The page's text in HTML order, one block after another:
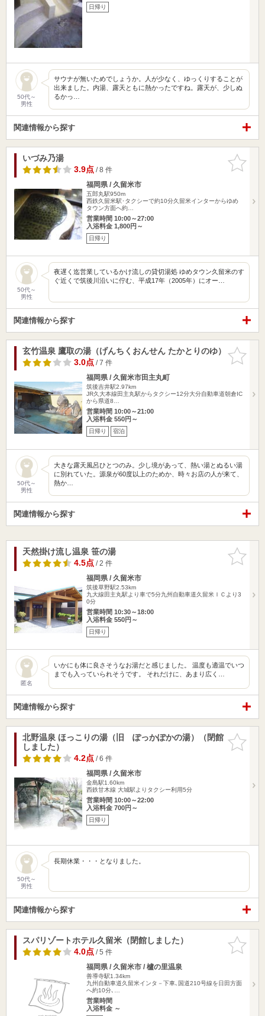
日帰り
50代～
男性
サウナが無いためでしょうか。人が少なく、ゆっくりすることが
出来ました。内湯、露天ともに熱かったですね。露天が、少しぬ
るかっ…
関連情報から探す
お気に入
りに追加
いづみ乃湯
3.9点/ 8 件
福岡県 / 久留米市
五郎丸駅950m
西鉄久留米駅･タクシーで約10分久留米インターからゆめ
タウン方面へ約…
営業時間 10:00～27:00
入浴料金 1,800円～
日帰り
50代～
男性
夜遅く迄営業しているかけ流しの貸切湯処 ゆめタウン久留米のす
ぐ近くで筑後川沿いに佇む、平成17年（2005年）にオー…
関連情報から探す
お気に入
りに追加
玄竹温泉 鷹取の湯（げんちくおんせん たかとりのゆ）
3.0点/ 7 件
福岡県 / 久留米市田主丸町
筑後吉井駅2.97km
JR久大本線田主丸駅からタクシー12分大分自動車道朝倉IC
から県道8…
営業時間 10:00～21:00
入浴料金 550円～
日帰り 宿泊
50代～
男性
大きな露天風呂ひとつのみ。少し境があって、熱い湯とぬるい湯
に別れていた。源泉が60度以上のためか、時々お店の人が来て、
熱か…
関連情報から探す
お気に入
りに追加
天然掛け流し温泉 笹の湯
4.5点/ 2 件
福岡県 / 久留米市
筑後草野駅2.53km
九大線田主丸駅より車で5分九州自動車道久留米ＩＣより3
0分
営業時間 10:30～18:00
入浴料金 550円～
日帰り
匿名
いかにも体に良さそうなお湯だと感じました。 温度も適温でいつ
までも入っていられそうです。 それだけに、あまり広く…
関連情報から探す
お気に入
りに追加
北野温泉 ほっこりの湯（旧 ぽっかぽかの湯）（閉館
しました）
4.2点/ 6 件
福岡県 / 久留米市
金島駅1.60km
西鉄甘木線 大城駅よりタクシー利用5分
営業時間 10:00～22:00
入浴料金 700円～
日帰り
50代～
男性
長期休業・・・となりました。
関連情報から探す
お気に入
りに追加
スパリゾートホテル久留米（閉館しました）
4.0点/ 5 件
福岡県 / 久留米市 / 櫨の里温泉
善導寺駅1.34km
九州自動車道久留米インタ－下車､国道210号線を日田方面
へ約10分､…
営業時間
入浴料金 ～